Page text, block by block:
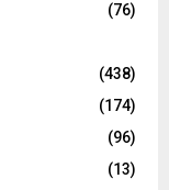
(76)
(438)
(174)
(96)
(13)